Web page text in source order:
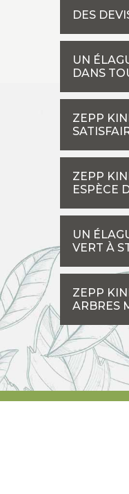
DES
UN
DANS
ZEPP
ZEPP
ESPÈCE
UN
VERT À
ZEPP
ARBRES